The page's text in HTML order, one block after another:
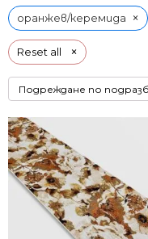
Reset all ×
оранжев/керемида ×